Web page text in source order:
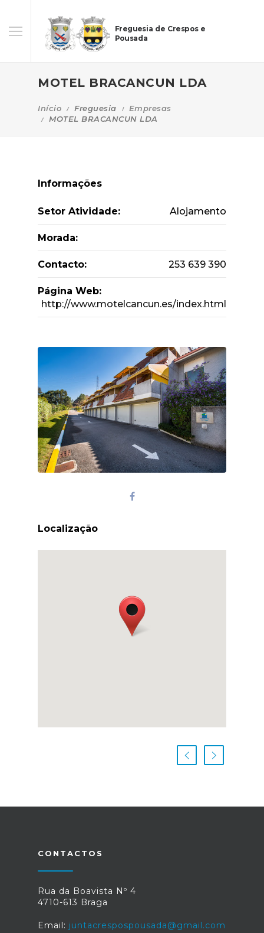
Freguesia de Crespos e
Pousada
MOTEL BRACANCUN LDA
Início Freguesia
Empresas
MOTEL BRACANCUN LDA
Informações
Setor Atividade: Alojamento
Morada:
Contacto: 253 639 390
Página Web:
http://www.motelcancun.es/index.html
Localização
CONTACTOS
Rua da Boavista Nº 4
4710-613 Braga
Email: juntacrespospousada@gmail.com